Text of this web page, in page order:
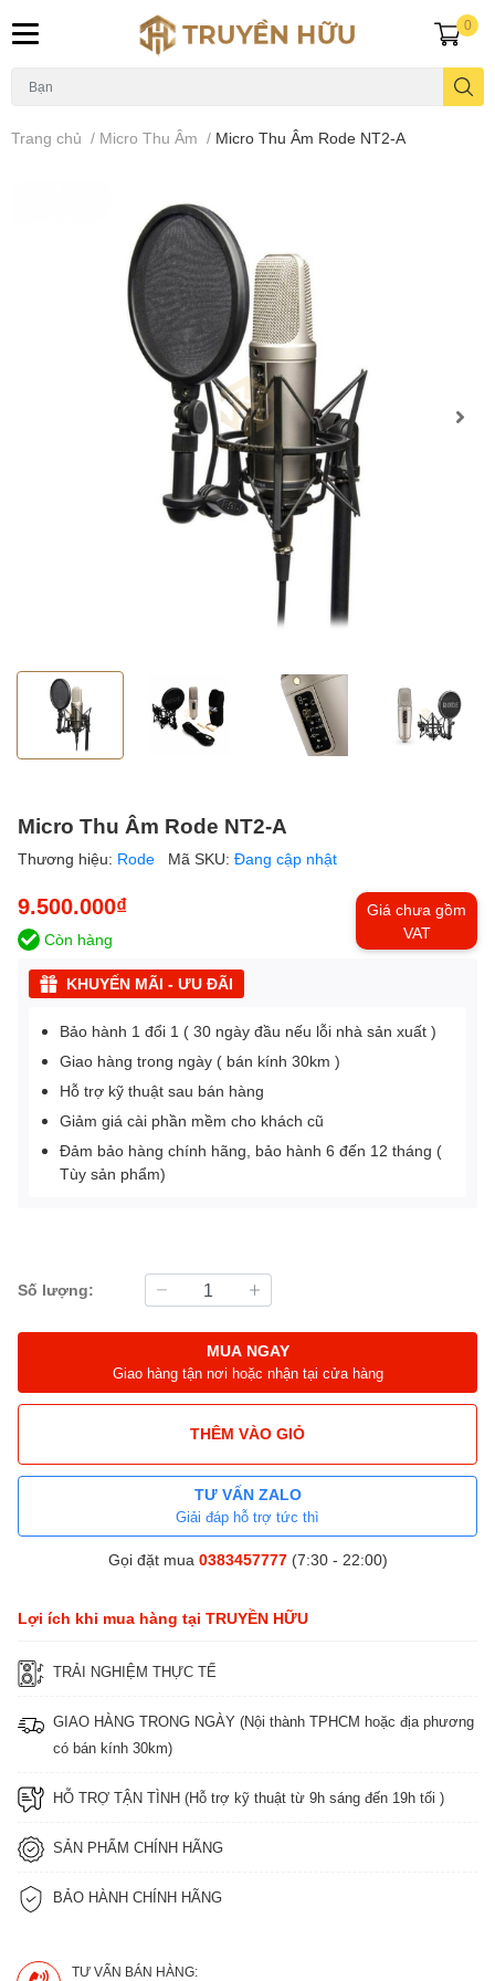
0
Trang chủ / Micro Thu Âm / Micro Thu Âm Rode NT2-A
Micro Thu Âm Rode NT2-A
Thương hiệu: Rode Mã SKU: Đang cập nhật
9.500.000₫
Giá chưa gồm
VAT
Còn hàng
KHUYẾN MÃI - ƯU ĐÃI
Bảo hành 1 đổi 1 ( 30 ngày đầu nếu lỗi nhà sản xuất )
Giao hàng trong ngày ( bán kính 30km )
Hỗ trợ kỹ thuật sau bán hàng
Giảm giá cài phần mềm cho khách cũ
Đảm bảo hàng chính hãng, bảo hành 6 đến 12 tháng (
Tùy sản phẩm)
Số lượng:
MUA NGAY
Giao hàng tận nơi hoặc nhận tại cửa hàng
THÊM VÀO GIỎ
TƯ VẤN ZALO
Giải đáp hỗ trợ tức thì
Gọi đặt mua 0383457777(7:30 - 22:00)
Lợi ích khi mua hàng tại TRUYỀN HỮU
TRẢI NGHIỆM THỰC TẾ
GIAO HÀNG TRONG NGÀY (Nội thành TPHCM hoặc địa phương
có bán kính 30km)
HỖ TRỢ TẬN TÌNH (Hỗ trợ kỹ thuật từ 9h sáng đến 19h tối )
SẢN PHẨM CHÍNH HÃNG
BẢO HÀNH CHÍNH HÃNG
TƯ VẤN BÁN HÀNG: